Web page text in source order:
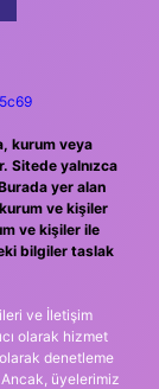
kurum veya
Sitede yalnızca
yer alan
ve kişiler
ve kişiler ile
bilgiler taslak
ve İletişim
olarak hizmet
denetleme
üyelerimiz